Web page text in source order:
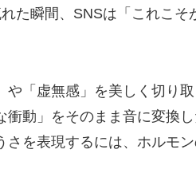
た瞬間、SNSは「これこ
「虚無感」を美しく切り
衝動」をそのまま音に変換
を表現するには、ホルモ